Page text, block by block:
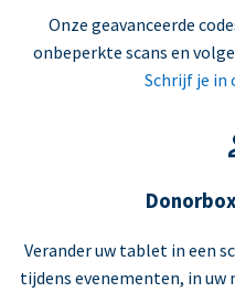
Onze geavanceerde
onbeperkte scans en
Schrijf je in
Verander uw tablet in een
tijdens evenementen, in uw